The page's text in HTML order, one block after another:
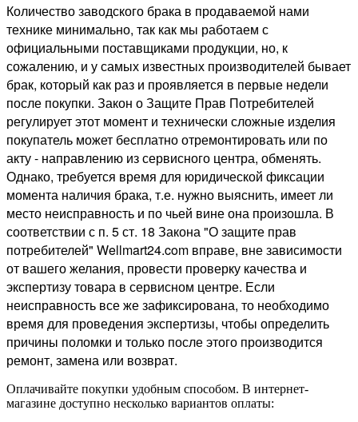
Количество заводского брака в продаваемой нами
технике минимально, так как мы работаем с
официальными поставщиками продукции, но, к
сожалению, и у самых известных производителей бывает
брак, который как раз и проявляется в первые недели
после покупки. Закон о Защите Прав Потребителей
регулирует этот момент и технически сложные изделия
покупатель может бесплатно отремонтировать или по
акту - направлению из сервисного центра, обменять.
Однако, требуется время для юридической фиксации
момента наличия брака, т.е. нужно выяснить, имеет ли
место неисправность и по чьей вине она произошла. В
соответствии с п. 5 ст. 18 Закона "О защите прав
потребителей" Wellmart24.com вправе, вне зависимости
от вашего желания, провести проверку качества и
экспертизу товара в сервисном центре. Если
неисправность все же зафиксирована, то необходимо
время для проведения экспертизы, чтобы определить
причины поломки и только после этого производится
ремонт, замена или возврат.
Оплачивайте покупки удобным способом. В интернет-
магазине доступно несколько вариантов оплаты: